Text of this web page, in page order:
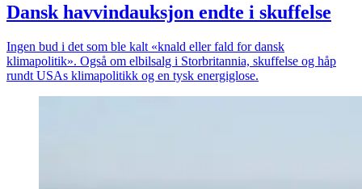
Dansk havvindauksjon endte i skuffelse
Ingen bud i det som ble kalt «knald eller fald for dansk
klimapolitik». Også om elbilsalg i Storbritannia, skuffelse og håp
rundt USAs klimapolitikk og en tysk energiglose.